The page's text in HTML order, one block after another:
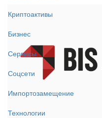
Криптоактивы
Бизнес
Сервисы
Соцсети
Импортозамещение
Технологии